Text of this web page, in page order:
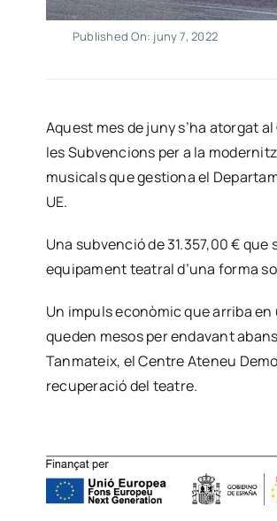
Published On: juny 7, 2022
Aquest mes de juny s’ha atorgat
les Subvencions per a la
musicals que gestiona el
UE.
Una subvenció de 31.357,00 €
equipament teatral d’una forma
Un impuls econòmic que arriba
queden mesos per endavant
Tanmateix, el Centre Ateneu
recuperació del teatre.